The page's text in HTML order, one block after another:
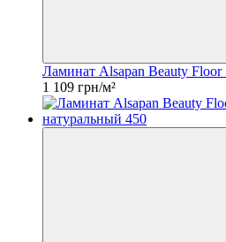
Ламинат Alsapan Beauty
1 109 грн/м²